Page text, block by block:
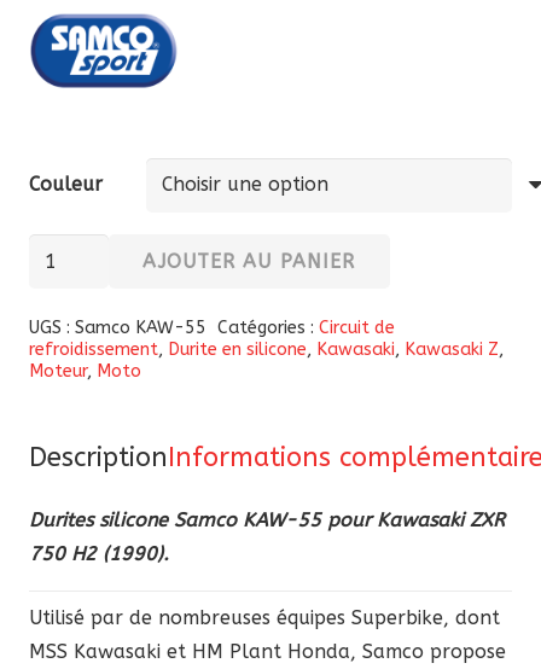
Couleur
quantité
Durites
silicone
Samco
55
Kawasaki
ZXR
H2
1990
AJOUTER AU PANIER
UGS : Samco KAW-55 Catégories : Circuit de
refroidissement, Durite en silicone, Kawasaki, Kawasaki Z,
Moteur, Moto
Description Informations
Durites silicone Samco KAW-55 pour Kawasaki ZXR
750 H2 (1990).
Utilisé par de nombreuses équipes Superbike, dont
MSS Kawasaki et HM Plant Honda, Samco propose